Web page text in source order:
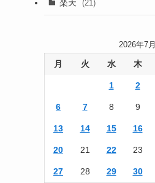
楽天 (21)
2026年7月
月 火 水 木
1 2
6 7 8 9
13 14 15 16
20 21 22 23
27 28 29 30